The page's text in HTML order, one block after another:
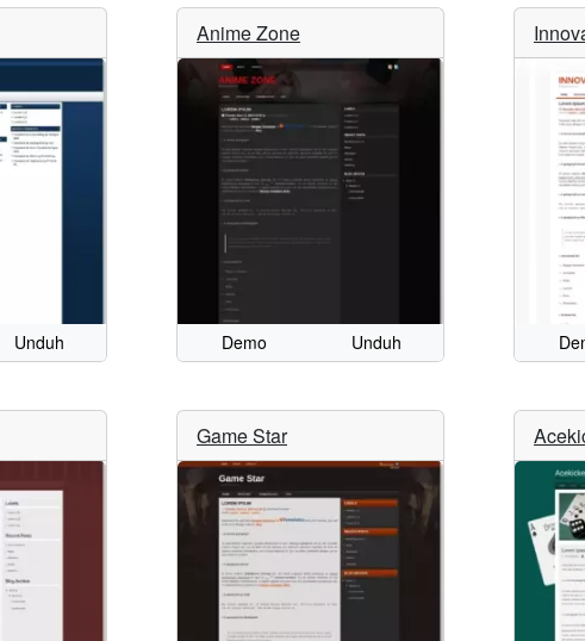
Unduh
Anime Zone
Demo Unduh
Game Star